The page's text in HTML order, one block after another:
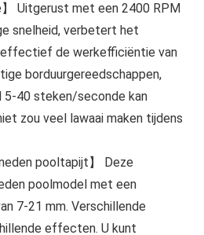
Uitgerust met een 2400 RPM
snelheid, verbetert het
de werkefficiëntie van
borduurgereedschappen,
5-40 steken/seconde kan
zou veel lawaai maken tijdens
pooltapijt】 Deze
poolmodel met een
7-21 mm. Verschillende
effecten. U kunt